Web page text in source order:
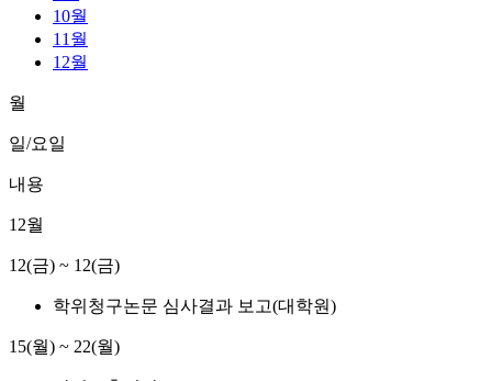
10월
11월
12월
월
일/요일
내용
12월
12(금) ~ 12(금)
학위청구논문 심사결과 보고(대학원)
15(월) ~ 22(월)